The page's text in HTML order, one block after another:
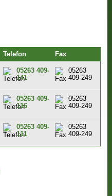
Telefon Fax
05263 409-
141
05263
409-249
05263 409-
116
05263
409-249
05263 409-
111
05263
409-249